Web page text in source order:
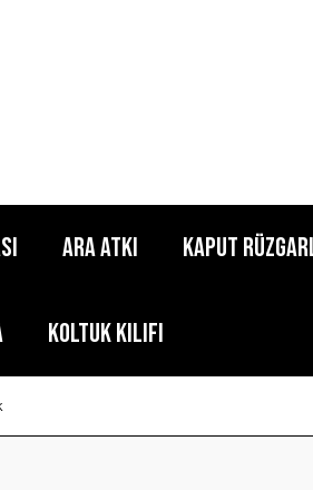
Ara Atkı Kaput
Koltuk Kılıfı